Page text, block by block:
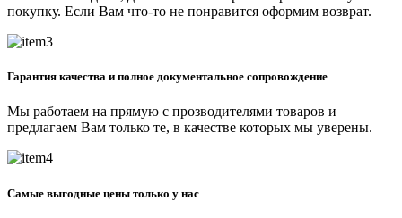
покупку. Если Вам что-то не понравится оформим возврат.
Гарантия качества и полное документальное сопровождение
Мы работаем на прямую с прозводителями товаров и
предлагаем Вам только те, в качестве которых мы уверены.
Самые выгодные цены только у нас